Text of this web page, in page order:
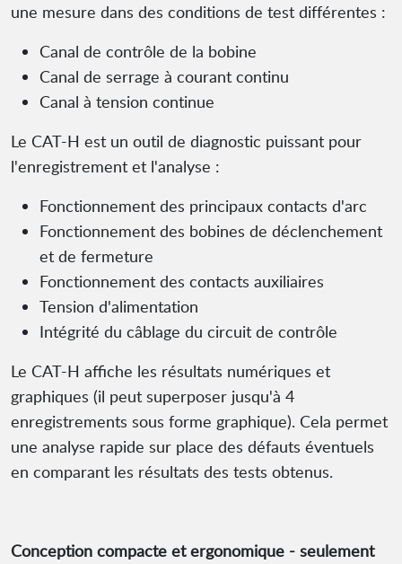
une mesure dans des conditions de test différentes :
Canal de contrôle de la bobine
Canal de serrage à courant continu
Canal à tension continue
Le CAT-H est un outil de diagnostic puissant pour
l'enregistrement et l'analyse :
Fonctionnement des principaux contacts d'arc
Fonctionnement des bobines de déclenchement
et de fermeture
Fonctionnement des contacts auxiliaires
Tension d'alimentation
Intégrité du câblage du circuit de contrôle
Le CAT-H affiche les résultats numériques et
graphiques (il peut superposer jusqu'à 4
enregistrements sous forme graphique). Cela permet
une analyse rapide sur place des défauts éventuels
en comparant les résultats des tests obtenus.
Conception compacte et ergonomique - seulement